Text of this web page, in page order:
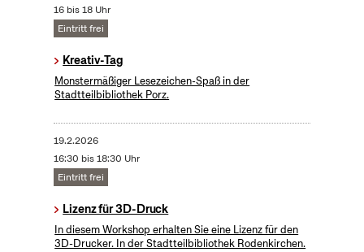
16 bis 18 Uhr
Eintritt frei
Kreativ-Tag
Monstermäßiger Lesezeichen-Spaß in der
Stadtteilbibliothek Porz.
19.2.2026
16:30 bis 18:30 Uhr
Eintritt frei
Lizenz für 3D-Druck
In diesem Workshop erhalten Sie eine Lizenz für den
3D-Drucker. In der Stadtteilbibliothek Rodenkirchen.